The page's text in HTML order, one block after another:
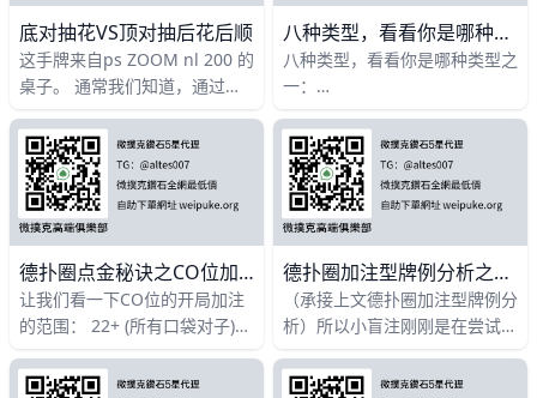
底对抽花VS顶对抽后花后顺
这手牌来自ps ZOOM nl 200 的
桌子。 通常我们知道，通过复
德扑水平的最佳方式。大家可以
培养自己复盘，复读牌谱的良好
习惯。 来
八种类型，看看你是哪种类型之二
八种类型，看看你是哪种类型之
一：
6状态型Tilt也许是因为你睡眠
不足，白
德扑圈点金秘诀之CO位加注的范围
让我们看一下CO位的开局加注
的范围： 22+ (所有口袋对子)
KTo/K9s T8s+ (卡张同花连牌)
德扑圈加注型牌例分析之牌型可能性总结
（承接上文德扑圈加注型牌例分
析）所以小盲注刚刚是在尝试赢
有兴趣。因为他在相对靠前的位